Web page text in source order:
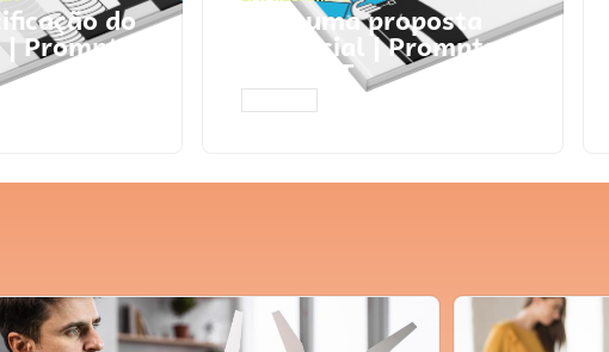
do
| Prompts
Faça uma proposta
comercial | Prompts
ChatGPT